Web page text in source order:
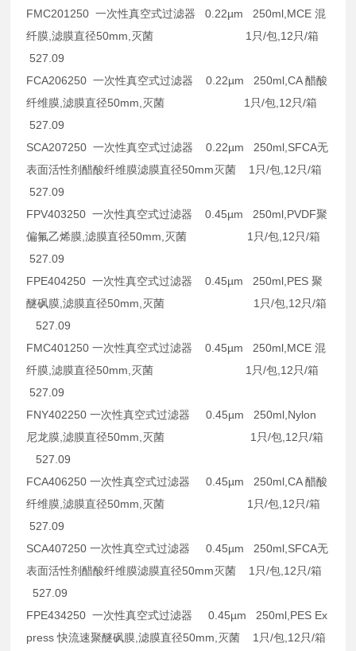
FMC201250 一次性真空式过滤器 0.22µm 250ml,MCE 混
纤膜,滤膜直径50mm,灭菌 1只/包,12只/箱
527.09
FCA206250 一次性真空式过滤器 0.22µm 250ml,CA 醋酸
纤维膜,滤膜直径50mm,灭菌 1只/包,12只/箱
527.09
SCA207250 一次性真空式过滤器 0.22µm 250ml,SFCA无
表面活性剂醋酸纤维膜滤膜直径50mm灭菌 1只/包,12只/箱
527.09
FPV403250 一次性真空式过滤器 0.45µm 250ml,PVDF聚
偏氟乙烯膜,滤膜直径50mm,灭菌 1只/包,12只/箱
527.09
FPE404250 一次性真空式过滤器 0.45µm 250ml,PES 聚
醚砜膜,滤膜直径50mm,灭菌 1只/包,12只/箱
527.09
FMC401250 一次性真空式过滤器 0.45µm 250ml,MCE 混
纤膜,滤膜直径50mm,灭菌 1只/包,12只/箱
527.09
FNY402250 一次性真空式过滤器 0.45µm 250ml,Nylon
尼龙膜,滤膜直径50mm,灭菌 1只/包,12只/箱
527.09
FCA406250 一次性真空式过滤器 0.45µm 250ml,CA 醋酸
纤维膜,滤膜直径50mm,灭菌 1只/包,12只/箱
527.09
SCA407250 一次性真空式过滤器 0.45µm 250ml,SFCA无
表面活性剂醋酸纤维膜滤膜直径50mm灭菌 1只/包,12只/箱
527.09
FPE434250 一次性真空式过滤器 0.45µm 250ml,PES Ex
press 快流速聚醚砜膜,滤膜直径50mm,灭菌 1只/包,12只/箱